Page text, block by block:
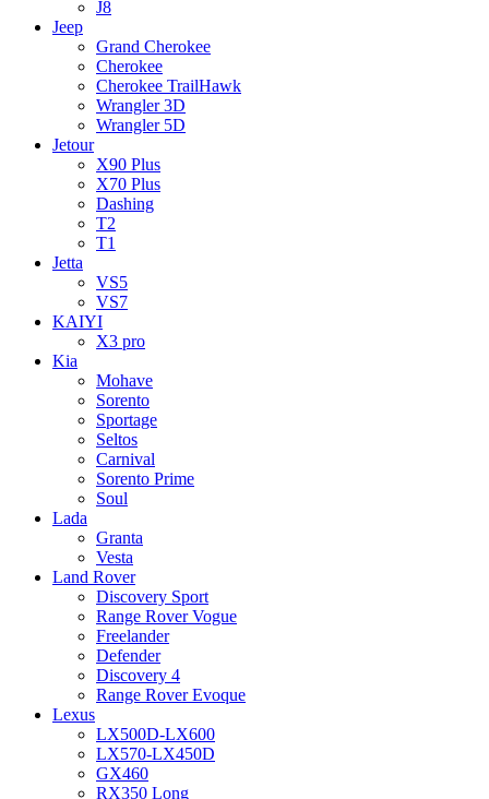
J8
Jeep
Grand Cherokee
Cherokee
Cherokee TrailHawk
Wrangler 3D
Wrangler 5D
Jetour
X90 Plus
X70 Plus
Dashing
T2
T1
Jetta
VS5
VS7
KAIYI
X3 pro
Kia
Mohave
Sorento
Sportage
Seltos
Carnival
Sorento Prime
Soul
Lada
Granta
Vesta
Land Rover
Discovery Sport
Range Rover Vogue
Freelander
Defender
Discovery 4
Range Rover Evoque
Lexus
LX500D-LX600
LX570-LX450D
GX460
RX350 Long